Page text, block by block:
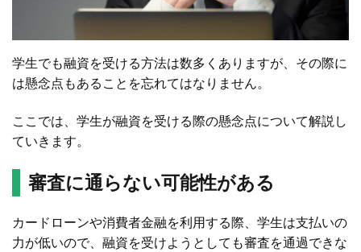
学生でも融資を受ける方法は数多くありますが、その際に
は懸念点もあることを忘れてはなりません。
ここでは、学生が融資を受ける際の懸念点について解説し
ていきます。
審査に通らない可能性がある
カードローンや消費者金融を利用する際、学生は支払いの
力が低いので、融資を受けようとしても審査を通過できな